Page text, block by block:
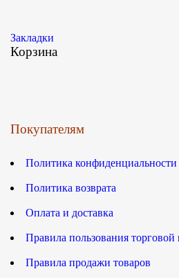
Закладки
Корзина
Покупателям
Политика конфиденциальности
Политика возврата
Оплата и доставка
Правила пользования
Правила продажи товаров